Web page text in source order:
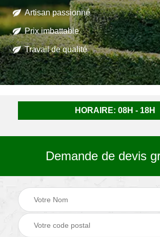
Artisan passionné
Prix imbattable
Travail de qualité
HORAIRE: 08H - 18H
Demande de devis